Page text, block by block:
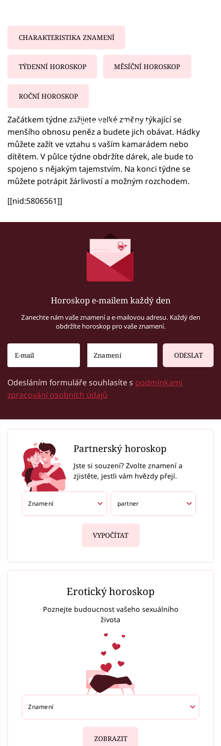
Sledujte nás
CHARAKTERISTIKA ZNAMENÍ
TÝDENNÍ HOROSKOP MĚSÍČNÍ HOROSKOP
ROČNÍ HOROSKOP
Failed to fetch
Začátkem týdne zažijete velké změny týkající se
menšího obnosu peněz a budete jich obávat. Hádky
můžete zažít ve vztahu s vaším kamarádem nebo
dítětem. V půlce týdne obdržíte dárek, ale bude to
spojeno s nějakým tajemstvím. Na konci týdne se
můžete potrápit žárlivostí a možným rozchodem.
[[nid:5806561]]
Horoskop e-mailem každý den
Zanechte nám vaše znamení a e-mailovou adresu. Každý den
obdržíte horoskop pro vaše znamení.
ODESLAT
Odesláním formuláře souhlasíte s podmínkami
zpracování osobních údajů
Partnerský horoskop
Jste si souzení? Zvolte znamení a
zjistěte, jestli vám hvězdy přejí.
VYPOČÍTAT
Erotický horoskop
Poznejte budoucnost vašeho sexuálního
života
ZOBRAZIT